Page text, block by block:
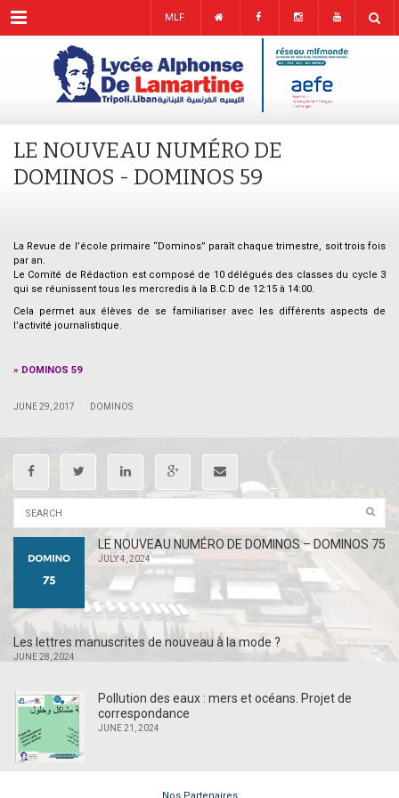
Menu MLF
LE NOUVEAU NUMÉRO DE
DOMINOS - DOMINOS 59
La Revue de l’école primaire “Dominos” paraît chaque trimestre, soit trois fois
par an.
Le Comité de Rédaction est composé de 10 délégués des classes du cycle 3
qui se réunissent tous les mercredis à la B.C.D de 12:15 à 14:00.
Cela permet aux élèves de se familiariser avec les différents aspects de
l’activité journalistique.
» DOMINOS 59
JUNE 29, 2017 DOMINOS
LE NOUVEAU NUMÉRO DE DOMINOS – DOMINOS 75
JULY 4, 2024
Les lettres manuscrites de nouveau à la mode ?
JUNE 28, 2024
Pollution des eaux : mers et océans. Projet de
correspondance
JUNE 21, 2024